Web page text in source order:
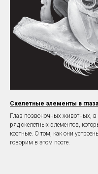
Скелетные элементы в
Глаз позвоночных животных, в
ряд скелетных элементов,
костные. О том, как они
говорим в этом посте.